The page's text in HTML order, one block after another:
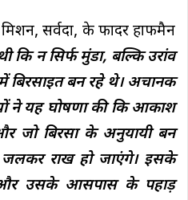
सर्वदा, के फादर हाफमैन
कि न सिर्फ मुंडा, बल्कि उरांव
बिरसाइत बन रहे थे। अचानक
ने यह घोषणा की कि आकाश
जो बिरसा के अनुयायी बन
राख हो जाएंगे। इसके
उसके आसपास के पहाड़